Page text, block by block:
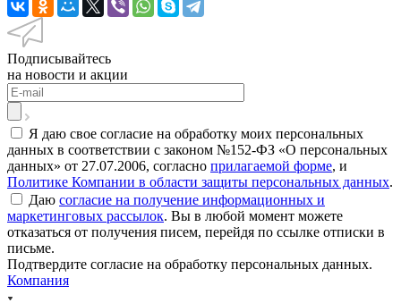
Подписывайтесь
на новости и акции
Я даю свое согласие на обработку моих персональных
данных в соответствии с законом №152-ФЗ «О персональных
данных» от 27.07.2006, согласно прилагаемой форме, и
Политике Компании в области защиты персональных данных.
Даю согласие на получение информационных и
маркетинговых рассылок. Вы в любой момент можете
отказаться от получения писем, перейдя по ссылке отписки в
письме.
Подтвердите согласие на обработку персональных данных.
Компания